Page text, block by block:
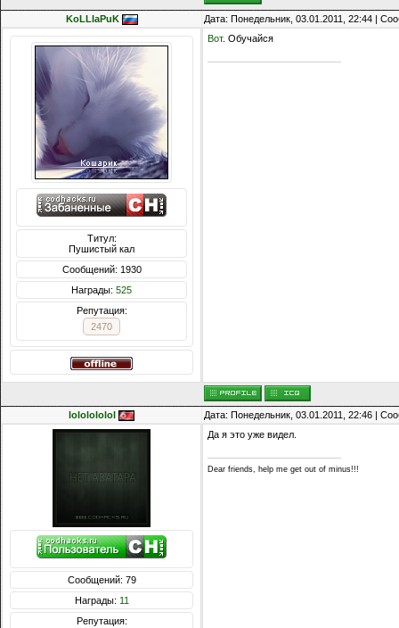
KoLLIaPuK Дата: Понедельник, 03.01.2011, 22:44 |
Титул:
Пушистый кал
Сообщений: 1930
Награды: 525
Репутация:
2470
Вот. Обучайся
lololololol Дата: Понедельник, 03.01.2011, 22:46 |
Сообщений: 79
Награды: 11
Репутация:
Да я это уже видел.
Dear friends, help me get out of minus!!!